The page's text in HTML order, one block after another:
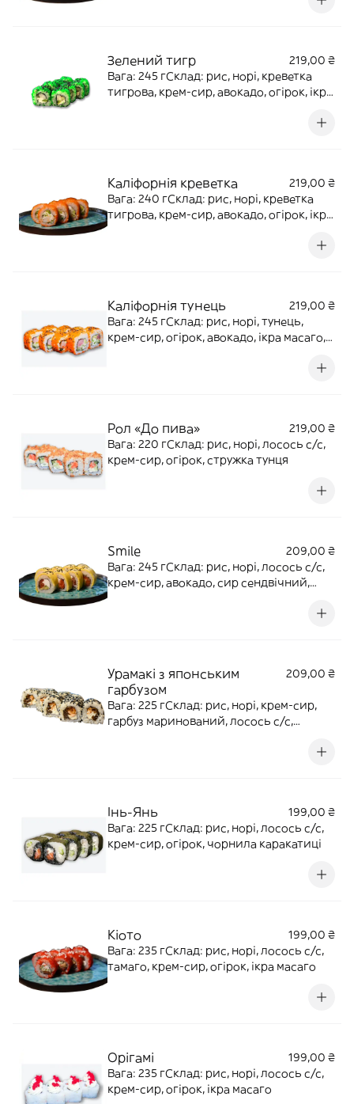
Зелений тигр
219,00 ₴
Вага: 245 гСклад: рис, норі, креветка
тигрова, крем-сир, авокадо, огірок, ікра
Каліфорнія креветка
219,00 ₴
Вага: 240 гСклад: рис, норі, креветка
тигрова, крем-сир, авокадо, огірок, ікра
Каліфорнія тунець
219,00 ₴
Вага: 245 гСклад: рис, норі, тунець,
крем-сир, огірок, авокадо, ікра масаго,
Рол «До пива»
219,00 ₴
Вага: 220 гСклад: рис, норі, лосось с/с,
крем-сир, огірок, стружка тунця
Smile
209,00 ₴
Вага: 245 гСклад: рис, норі, лосось с/с,
крем-сир, авокадо, сир сендвічний,
Урамакі з японським
гарбузом
209,00 ₴
Вага: 225 гСклад: рис, норі, крем-сир,
гарбуз маринований, лосось с/с,
Інь-Янь
199,00 ₴
Вага: 225 гСклад: рис, норі, лосось с/с,
крем-сир, огірок, чорнила каракатиці
Кіото
199,00 ₴
Вага: 235 гСклад: рис, норі, лосось с/с,
тамаго, крем-сир, огірок, ікра масаго
Орігамі
199,00 ₴
Вага: 235 гСклад: рис, норі, лосось с/с,
крем-сир, огірок, ікра масаго